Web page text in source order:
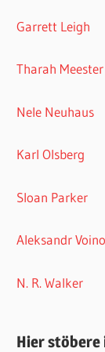
Garrett Leigh
Tharah Meester
Nele Neuhaus
Karl Olsberg
Sloan Parker
Aleksandr
N. R. Walker
Hier stöbere